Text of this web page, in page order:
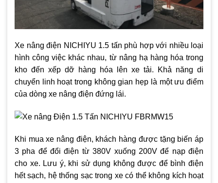
Xe nâng điện NICHIYU 1.5 tấn phù hợp với nhiều loại
hình công việc khác nhau, từ nâng hạ hàng hóa trong
kho đến xếp dỡ hàng hóa lên xe tải. Khả năng di
chuyển linh hoạt trong không gian hẹp là một ưu điểm
của dòng xe nâng điện đứng lái.
Khi mua xe nâng điện, khách hàng được tặng biến áp
3 pha để đổi điện từ 380V xuống 200V để nạp điện
cho xe. Lưu ý, khi sử dụng không được để bình điện
hết sạch, hệ thống sạc trong xe có thể không kích hoạt